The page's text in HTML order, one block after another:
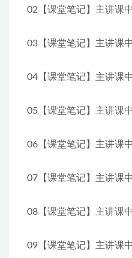
02【课堂笔记】主讲课
03【课堂笔记】主讲课
04【课堂笔记】主讲课
05【课堂笔记】主讲课
06【课堂笔记】主讲课
07【课堂笔记】主讲课
08【课堂笔记】主讲课
09【课堂笔记】主讲课